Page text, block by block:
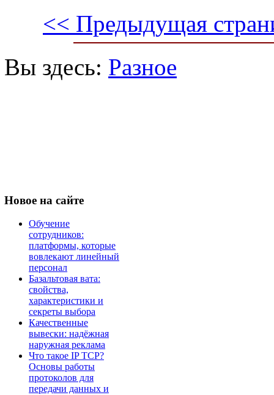
<< Предыдущая
Вы здесь: Разное
Новое на сайте
Обучение
сотрудников:
платформы, которые
вовлекают линейный
персонал
Базальтовая вата:
свойства,
характеристики и
секреты выбора
Качественные
вывески: надёжная
наружная реклама
Что такое IP TCP?
Основы работы
протоколов для
передачи данных и